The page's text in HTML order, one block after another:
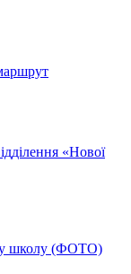
«Нової
школу (ФОТО)